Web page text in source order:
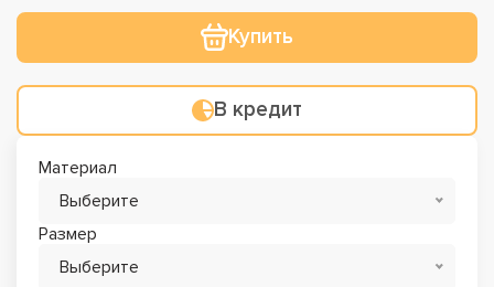
Купить
В кредит
Материал
Выберите
Размер
Выберите